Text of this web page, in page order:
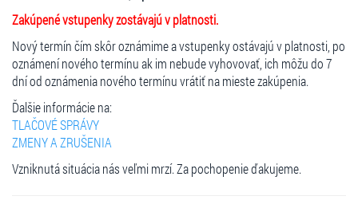
Zakúpené vstupenky zostávajú v platnosti.
Nový termín čím skôr oznámime a vstupenky ostávajú v platnosti, po
oznámení nového termínu ak im nebude vyhovovať, ich môžu do 7
dní od oznámenia nového termínu vrátiť na mieste zakúpenia.
Ďalšie informácie na:
TLAČOVÉ SPRÁVY
ZMENY A ZRUŠENIA
Vzniknutá situácia nás veľmi mrzí. Za pochopenie ďakujeme.